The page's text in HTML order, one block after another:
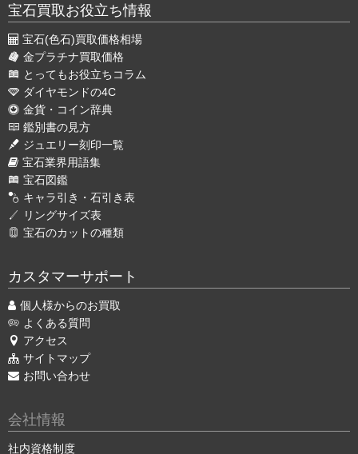
宝石買取お役立ち情報
宝石(色石)買取価格相場
金プラチナ買取価格
とってもお役立ちコラム
ダイヤモンドの4C
金貨・コイン辞典
鑑別書の見方
ジュエリー刻印一覧
宝石業界用語集
宝石図鑑
キャラ引き・石引き表
リングサイズ表
宝石のカットの種類
カスタマーサポート
個人様からのお買取
よくある質問
アクセス
サイトマップ
お問い合わせ
会社情報
社内資格制度